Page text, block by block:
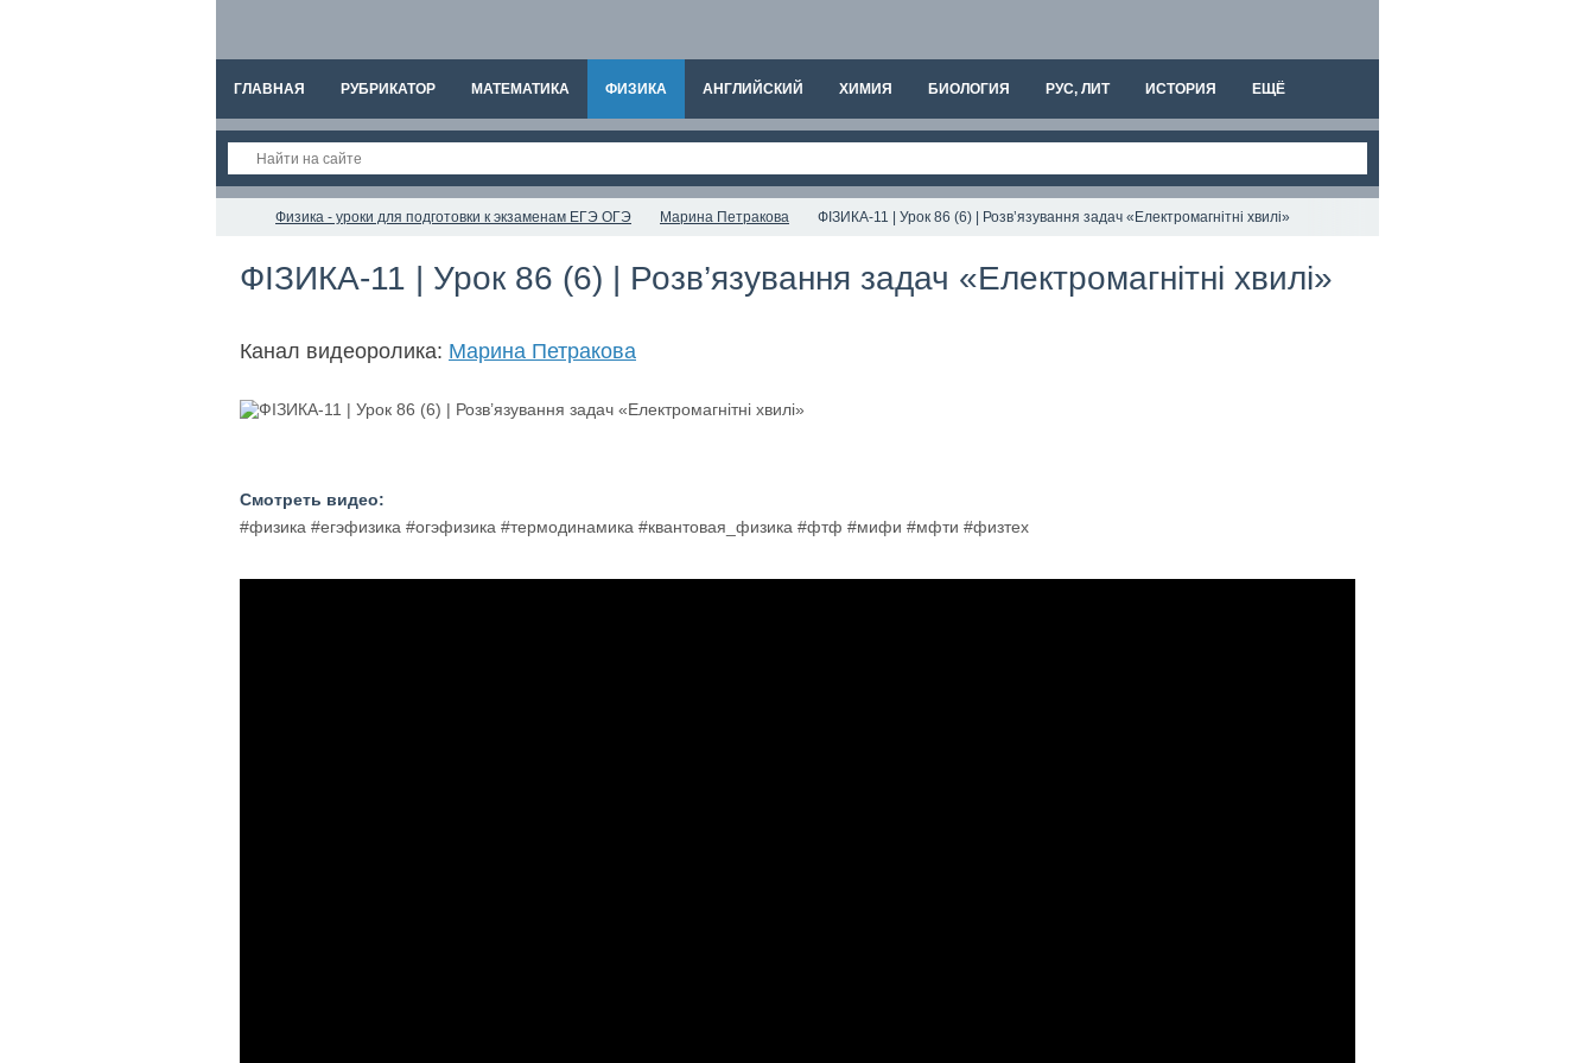
ГЛАВНАЯ РУБРИКАТОР МАТЕМАТИКА ФИЗИКА АНГЛИЙСКИЙ ХИМИЯ БИОЛОГИЯ РУС, ЛИТ ИСТОРИЯ ЕЩЁ
Физика - уроки для подготовки к экзаменам ЕГЭ ОГЭ Марина Петракова ФІЗИКА-11 | Урок 86 (6) | Розв’язування задач «Електромагнітні хвилі»
ФІЗИКА-11 | Урок 86 (6) | Розв’язування задач «Електромагнітні хвилі»
Канал видеоролика: Марина Петракова
Смотреть видео:
#физика #егэфизика #огэфизика #термодинамика #квантовая_физика #фтф #мифи #мфти #физтех